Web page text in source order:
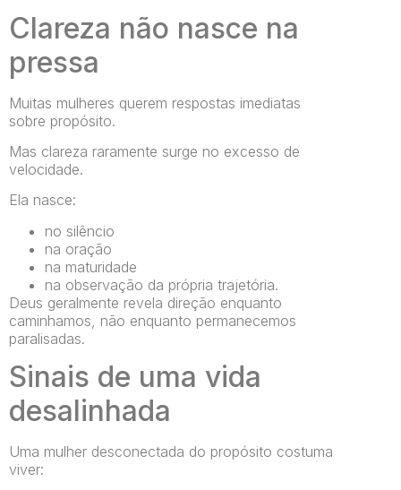
Clareza não nasce na
pressa
Muitas mulheres querem respostas imediatas
sobre propósito.
Mas clareza raramente surge no excesso de
velocidade.
Ela nasce:
no silêncio
na oração
na maturidade
na observação da própria trajetória.
Deus geralmente revela direção enquanto
caminhamos, não enquanto permanecemos
paralisadas.
Sinais de uma vida
desalinhada
Uma mulher desconectada do propósito costuma
viver: